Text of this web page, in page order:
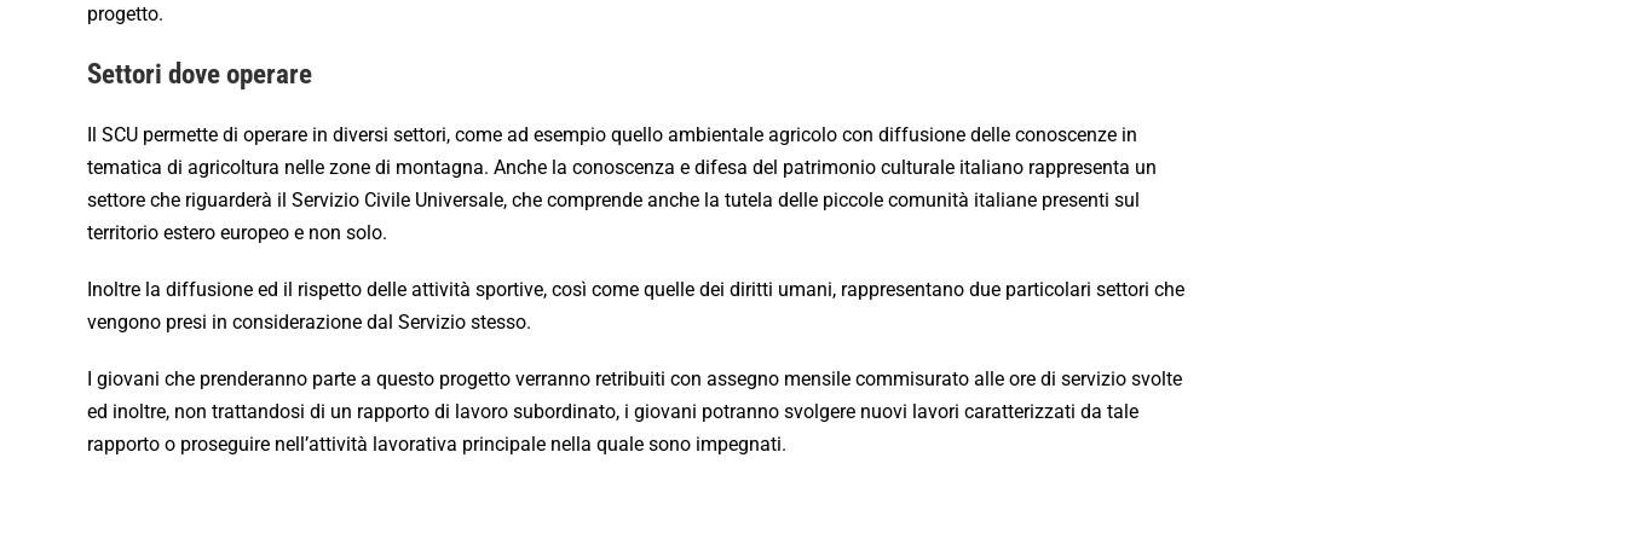
progetto.
Settori dove operare
Il SCU permette di operare in diversi settori, come ad esempio quello ambientale agricolo con diffusione delle conoscenze in
tematica di agricoltura nelle zone di montagna. Anche la conoscenza e difesa del patrimonio culturale italiano rappresenta un
settore che riguarderà il Servizio Civile Universale, che comprende anche la tutela delle piccole comunità italiane presenti sul
territorio estero europeo e non solo.
Inoltre la diffusione ed il rispetto delle attività sportive, così come quelle dei diritti umani, rappresentano due particolari settori che
vengono presi in considerazione dal Servizio stesso.
I giovani che prenderanno parte a questo progetto verranno retribuiti con assegno mensile commisurato alle ore di servizio svolte
ed inoltre, non trattandosi di un rapporto di lavoro subordinato, i giovani potranno svolgere nuovi lavori caratterizzati da tale
rapporto o proseguire nell’attività lavorativa principale nella quale sono impegnati.